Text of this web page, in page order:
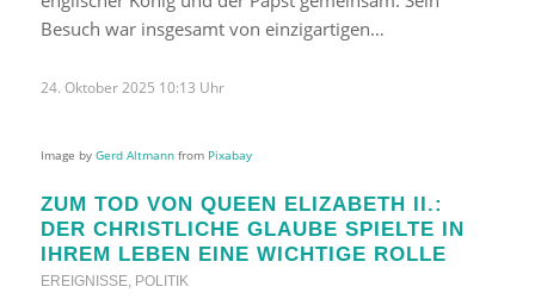
Besuch war insgesamt von einzigartigen…
24. Oktober 2025 10:13 Uhr
Image by Gerd Altmannfrom Pixabay
ZUM TOD VON QUEEN ELIZABETH II.:
DER CHRISTLICHE GLAUBE SPIELTE IN
IHREM LEBEN EINE WICHTIGE ROLLE
EREIGNISSE, POLITIK